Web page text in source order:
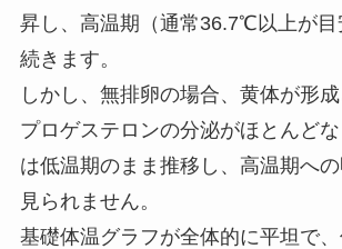
昇し、高温期（通常36.7℃以上が目
続きます。
しかし、無排卵の場合、黄体が形
プロゲステロンの分泌がほとんど
は低温期のまま推移し、高温期へ
見られません。
基礎体温グラフが全体的に平坦で